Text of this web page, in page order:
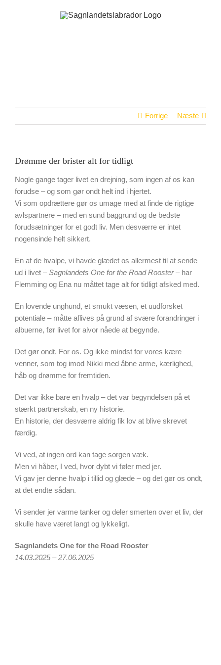
Forrige Næste
Drømme der brister alt for tidligt
Nogle gange tager livet en drejning, som ingen af os kan
forudse – og som gør ondt helt ind i hjertet.
Vi som opdrættere gør os umage med at finde de rigtige
avlspartnere – med en sund baggrund og de bedste
forudsætninger for et godt liv. Men desværre er intet
nogensinde helt sikkert.
En af de hvalpe, vi havde glædet os allermest til at sende
ud i livet –Sagnlandets One for the Road Rooster– har
Flemming og Ena nu måttet tage alt for tidligt afsked med.
En lovende unghund, et smukt væsen, et uudforsket
potentiale – måtte aflives på grund af svære forandringer i
albuerne, før livet for alvor nåede at begynde.
Det gør ondt. For os. Og ikke mindst for vores kære
venner, som tog imod Nikki med åbne arme, kærlighed,
håb og drømme for fremtiden.
Det var ikke bare en hvalp – det var begyndelsen på et
stærkt partnerskab, en ny historie.
En historie, der desværre aldrig fik lov at blive skrevet
færdig.
Vi ved, at ingen ord kan tage sorgen væk.
Men vi håber, I ved, hvor dybt vi føler med jer.
Vi gav jer denne hvalp i tillid og glæde – og det gør os ondt,
at det endte sådan.
Vi sender jer varme tanker og deler smerten over et liv, der
skulle have været langt og lykkeligt.
Sagnlandets One for the Road Rooster
14.03.2025 – 27.06.2025